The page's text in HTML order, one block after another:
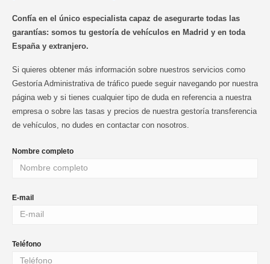
Confía en el único especialista capaz de asegurarte todas las
garantías: somos tu gestoría de vehículos en Madrid y en toda
España y extranjero.
Si quieres obtener más información sobre nuestros servicios como
Gestoría Administrativa de tráfico puede seguir navegando por nuestra
página web y si tienes cualquier tipo de duda en referencia a nuestra
empresa o sobre las tasas y precios de nuestra gestoría transferencia
de vehículos, no dudes en contactar con nosotros.
Nombre completo
E-mail
Teléfono